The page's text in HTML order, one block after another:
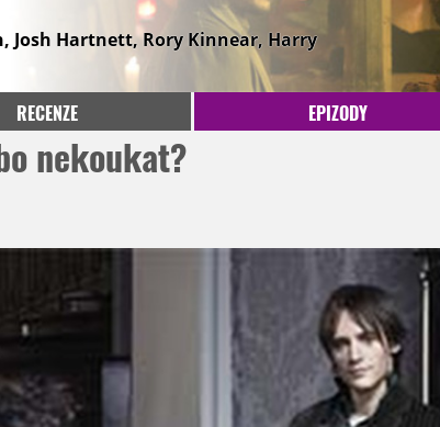
Josh Hartnett, Rory Kinnear, Harry
RECENZE EPIZODY
nekoukat?